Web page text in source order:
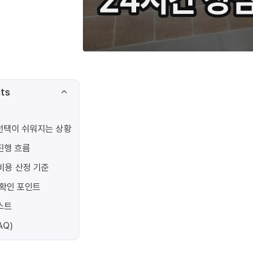
택이 쉬워지는 상황
행 흐름
용 산정 기준
인 포인트
트